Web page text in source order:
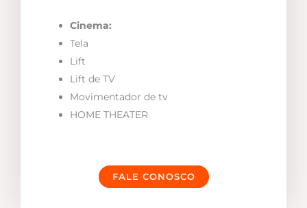
Cinema:
Tela
Lift
Lift de TV
Movimentador de tv
HOME THEATER
FALE CONOSCO